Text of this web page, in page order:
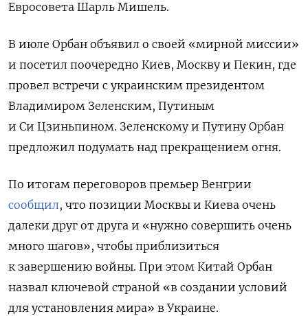
Евросовета Шарль Мишель.
В июле Орбан объявил о своей «мирной миссии»
и посетил поочередно Киев, Москву и Пекин, где
провел встречи с украинским президентом
Владимиром Зеленским, Путиным
и Си Цзиньпином. Зеленскому и Путину Орбан
предложил подумать над прекращением огня.
По итогам переговоров премьер Венгрии
сообщил, что позиции Москвы и Киева очень
далеки друг от друга и «нужно совершить очень
много шагов», чтобы приблизиться
к завершению войны. При этом Китай Орбан
назвал ключевой страной «в создании условий
для установления мира» в Украине.